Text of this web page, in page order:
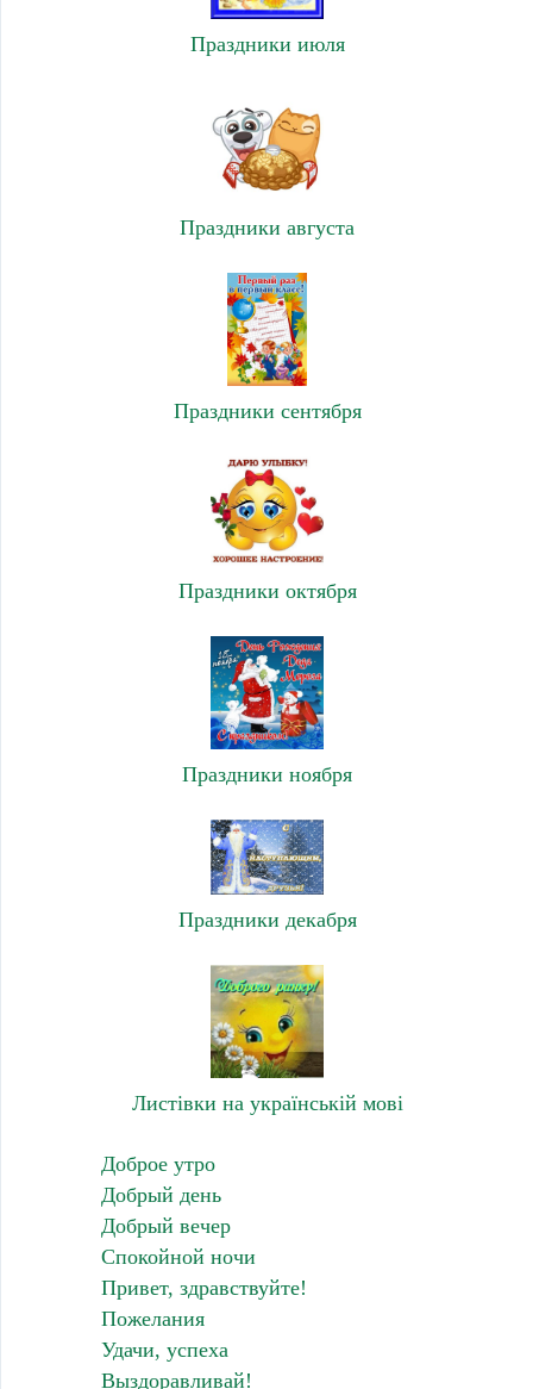
Праздники июля
Праздники августа
Праздники сентября
Праздники октября
Праздники ноября
Праздники декабря
Листівки на українській мові
Доброе утро
Добрый день
Добрый вечер
Спокойной ночи
Привет, здравствуйте!
Пожелания
Удачи, успеха
Выздоравливай!